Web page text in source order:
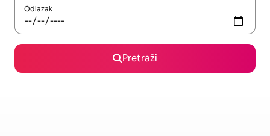
Odlazak
Pretraži